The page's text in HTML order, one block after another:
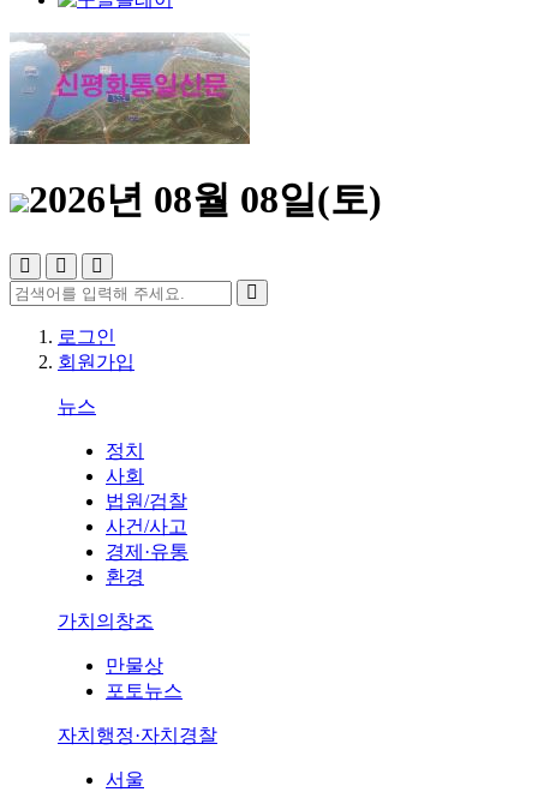
2026년 08월 08일(토)
로그인
회원가입
뉴스
정치
사회
법원/검찰
사건/사고
경제·유통
환경
가치의창조
만물상
포토뉴스
자치행정·자치경찰
서울